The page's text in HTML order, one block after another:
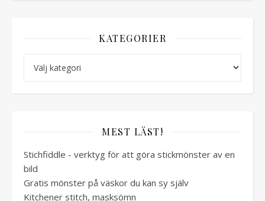
KATEGORIER
MEST LÄST!
Stichfiddle - verktyg för att göra stickmönster av en
bild
Gratis mönster på väskor du kan sy själv
Kitchener stitch, masksömn